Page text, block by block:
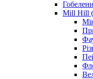
Mill Hill